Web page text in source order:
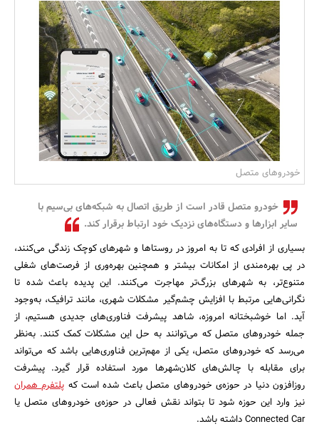
بانک، بیمه و سرمایه
مسکن و ساختمان
خودروهای متصل
خودرو متصل قادر است از طریق اتصال به شبکه‌های بی‌سیم با
سایر ابزارها و دستگاه‌های نزدیک خود ارتباط برقرار کند.
بسیاری از افرادی که تا به امروز در روستاها و شهرهای کوچک زندگی می‌کنند،
در پی بهره‌مندی از امکانات بیشتر و همچنین بهره‌وری از فرصت‌های شغلی
متنوع‌تر، به شهرهای بزرگ‌تر مهاجرت می‌کنند. این پدیده باعث شده تا
نگرانی‌هایی مرتبط با افزایش چشم‌گیر مشکلات شهری، مانند ترافیک، به‌وجود
آید. اما خوشبختانه امروزه، شاهد پیشرفت فناوری‌های جدیدی هستیم، از
جمله خودروهای متصل که می‌توانند به حل این مشکلات کمک کنند. به‌نظر
می‌رسد که خودروهای متصل، یکی از مهم‌ترین فناوری‌هایی باشد که می‌تواند
برای مقابله با چالش‌های کلان‌شهرها مورد استفاده قرار گیرد. پیشرفت
روزافزون دنیا در حوزه‌ی خودروهای متصل باعث شده است که پلتفرم همران
نیز وارد این حوزه شود تا بتواند نقش فعالی در حوزه‌ی خودروهای متصل یا
Connected Car داشته باشد.